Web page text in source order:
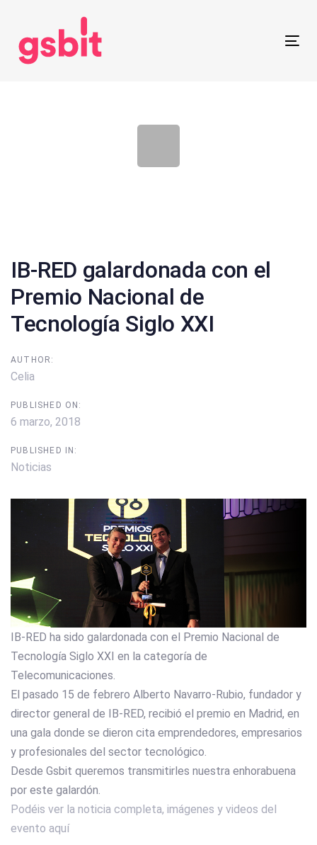
primary
navigation
IB-RED galardonada con el
Premio Nacional de
Tecnología Siglo XXI
AUTHOR:
Celia
PUBLISHED ON:
6 marzo, 2018
PUBLISHED IN:
Noticias
IB-RED ha sido galardonada con el Premio Nacional de
Tecnología Siglo XXI en la categoría de
Telecomunicaciones.
El pasado 15 de febrero Alberto Navarro-Rubio, fundador y
director general de IB-RED, recibió el premio en Madrid, en
una gala donde se dieron cita emprendedores, empresarios
y profesionales del sector tecnológico.
Desde Gsbit queremos transmitirles nuestra enhorabuena
por este galardón.
Podéis ver la noticia completa, imágenes y videos del
evento aquí